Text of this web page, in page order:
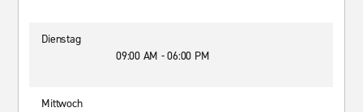
Dienstag
09:00 AM - 06:00 PM
Mittwoch